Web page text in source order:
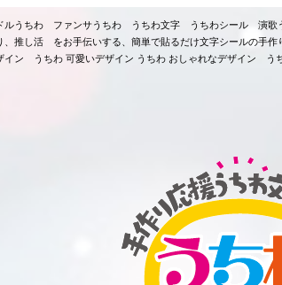
うちわ ファンサうちわ うちわ文字 うちわシール 演歌
推し活 をお手伝いする、簡単で貼るだけ文字シールの手
ン うちわ 可愛いデザイン うちわ おしゃれなデザイン